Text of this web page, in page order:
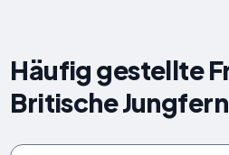
Häufig gestellte
Britische